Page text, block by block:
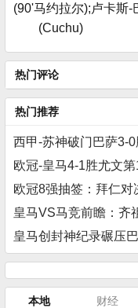
(90'马约拉尔);卢卡斯
(Cuchu)
热门评论
热门推荐
西甲-苏神破门巴萨3-
欧冠-皇马4-1胜尤文
欧冠8强抽签：拜仁
皇马VS马竞前瞻：齐
皇马创封神纪录碾压
本地 财经